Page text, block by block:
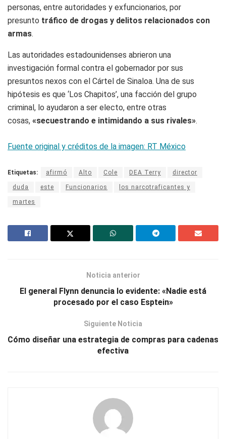
personas, entre autoridades y exfuncionarios, por
presunto tráfico de drogas y delitos relacionados con
armas.
Las autoridades estadounidenses abrieron una
investigación formal contra el gobernador por sus
presuntos nexos con el Cártel de Sinaloa. Una de sus
hipótesis es que ‘Los Chapitos’, una facción del grupo
criminal, lo ayudaron a ser electo, entre otras
cosas, «secuestrando e intimidando a sus rivales».
Fuente original y créditos de la imagen: RT México
Etiquetas: afirmó Alto Cole DEA Terry director
duda este Funcionarios los narcotraficantes y
martes
Noticia anterior
El general Flynn denuncia lo evidente: «Nadie está
procesado por el caso Esptein»
Siguiente Noticia
Cómo diseñar una estrategia de compras para cadenas
efectiva